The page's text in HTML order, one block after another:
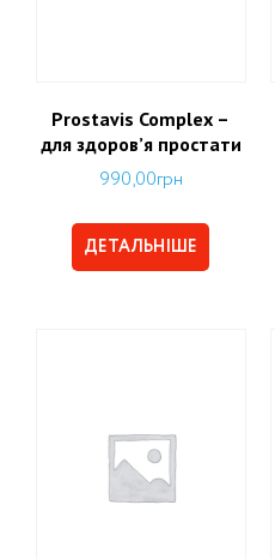
Prostavis Complex –
для здоров’я простати
990,00грн
ДЕТАЛЬНІШЕ